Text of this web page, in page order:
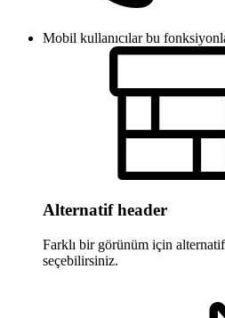
Mobil kullanıcılar bu
Alternatif header
Farklı bir görünüm için alternatif
seçebilirsiniz.